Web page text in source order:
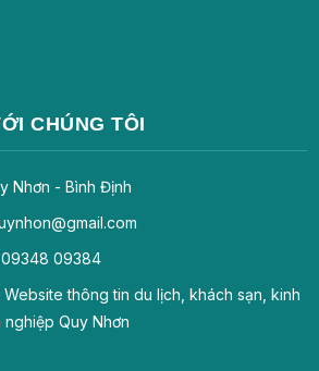
CHÚNG TÔI
Nhơn - Bình Định
09348 09384
thông tin du lịch, khách sạn, kinh
Quy Nhơn